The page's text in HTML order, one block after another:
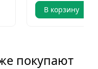
В корзину
покупают